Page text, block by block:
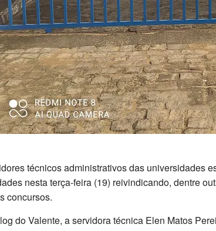
técnicos administrativos das universidades
nesta terça-feira (19) reivindicando, dentre
concursos.
do Valente, a servidora técnica Elen Matos